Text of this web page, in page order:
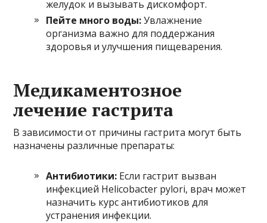
желудок и вызывать дискомфорт.
Пейте много воды:Увлажнение
организма важно для поддержания
здоровья и улучшения пищеварения.
Медикаментозное
лечение гастрита
В зависимости от причины гастрита могут быть
назначены различные препараты:
Антибиотики: Если гастрит вызван
инфекцией Helicobacter pylori, врач может
назначить курс антибиотиков для
устранения инфекции.